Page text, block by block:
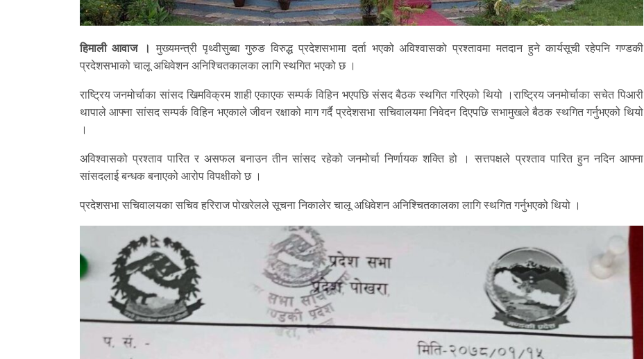
हिमाली आवाज । मुख्यमन्त्री पृथ्वीसुब्बा गुरुङ विरुद्ध प्रदेशसभामा दर्ता भएको अविश्वासको प्रश्तावमा मतदान हुने कार्यसूची रहेपनि गण्डकी
प्रदेशसभाको चालू अधिवेशन अनिश्चितकालका लागि स्थगित भएको छ ।
राष्ट्रिय जनमोर्चाका सांसद खिमविक्रम शाही एकाएक सम्पर्क विहिन भएपछि संसद बैठक स्थगित गरिएको थियो ।राष्ट्रिय जनमोर्चाका सचेत पिआरी
थापाले आफ्ना सांसद सम्पर्क विहिन भएकाले जीवन रक्षाको माग गर्दै प्रदेशसभा सचिवालयमा निवेदन दिएपछि सभामुखले बैठक स्थगित गर्नुभएको थियो
।
अविश्वासको प्रश्ताव पारित र असफल बनाउन तीन सांसद रहेको जनमोर्चा निर्णायक शक्ति हो । सत्तपक्षले प्रश्ताव पारित हुन नदिन आफ्ना
सांसदलाई बन्धक बनाएको आरोप विपक्षीको छ ।
प्रदेशसभा सचिवालयका सचिव हरिराज पोखरेलले सूचना निकालेर चालू अधिवेशन अनिश्चितकालका लागि स्थगित गर्नुभएको थियो ।